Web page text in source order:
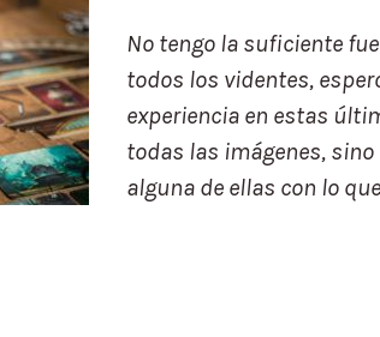
No tengo la suficiente
todos los videntes,
experiencia en estas
todas las imágenes,
alguna de ellas con lo